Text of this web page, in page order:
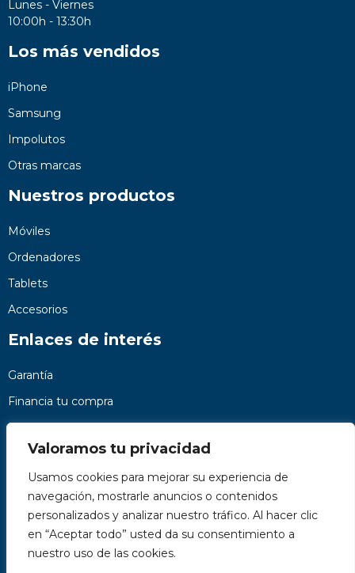
Valoramos tu privacidad
Usamos cookies para mejorar su experiencia de
navegación, mostrarle anuncios o contenidos
personalizados y analizar nuestro tráfico. Al hacer clic
en “Aceptar todo” usted da su consentimiento a
nuestro uso de las cookies.
Lunes - Viernes
10:00h - 13:30h
Los más vendidos
iPhone
Samsung
Impolutos
Otras marcas
Nuestros productos
Móviles
Ordenadores
Tablets
Accesorios
Enlaces de interés
Garantía
Financia tu compra
Preguntas frecuentes
Nosotros
Contacto
Páginas legales
Kit Digital